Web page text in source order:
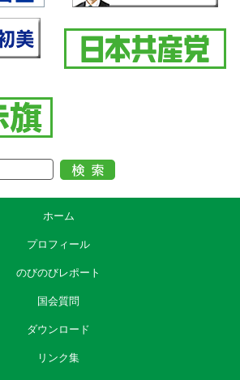
ホーム
プロフィール
のびのびレポート
国会質問
ダウンロード
リンク集